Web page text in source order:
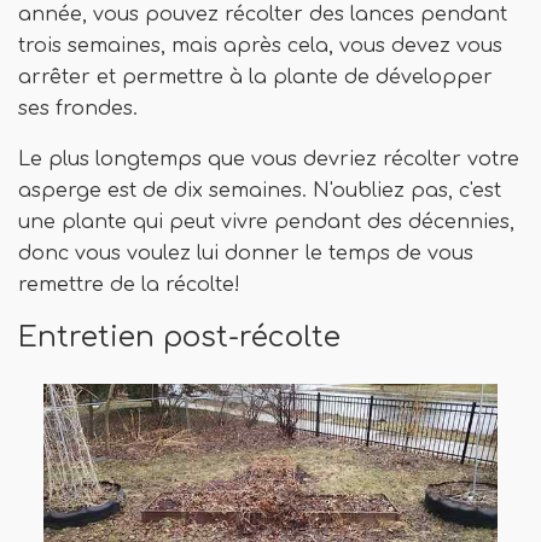
année, vous pouvez récolter des lances pendant
trois semaines, mais après cela, vous devez vous
arrêter et permettre à la plante de développer
ses frondes.
Le plus longtemps que vous devriez récolter votre
asperge est de dix semaines. N'oubliez pas, c'est
une plante qui peut vivre pendant des décennies,
donc vous voulez lui donner le temps de vous
remettre de la récolte!
Entretien post-récolte